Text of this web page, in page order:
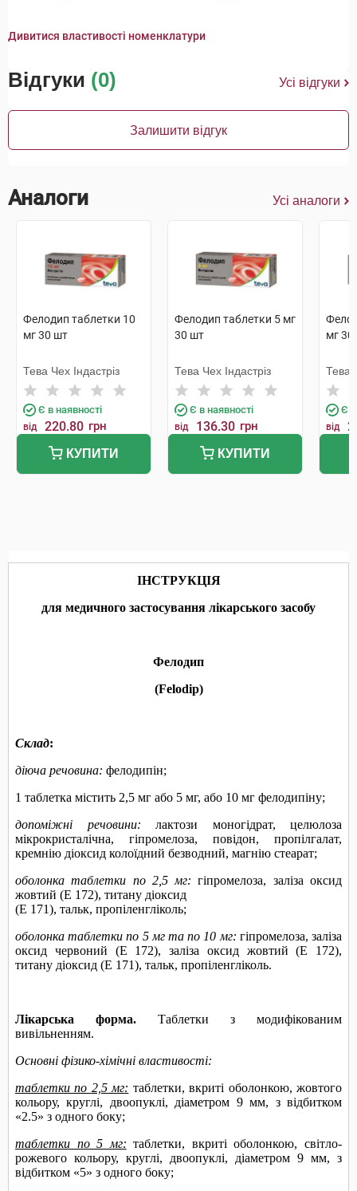
Дивитися властивості номенклатури
Відгуки (0) Усі відгуки
Залишити відгук
Аналоги Усі аналоги
Фелодип таблетки 10
мг 30 шт
Тева Чех Індастріз
Є в наявності
від 220.80 грн
КУПИТИ
Фелодип таблетки 5 мг
30 шт
Тева Чех Індастріз
Є в наявності
від 136.30 грн
КУПИТИ
мг
Тева
Є в
від